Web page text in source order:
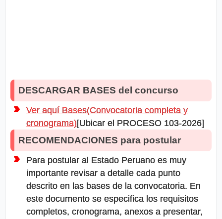
DESCARGAR BASES del concurso
Ver aquí Bases(Convocatoria completa y
cronograma) [Ubicar el PROCESO 103-2026]
RECOMENDACIONES para postular
Para postular al Estado Peruano es muy
importante revisar a detalle cada punto
descrito en las bases de la convocatoria. En
este documento se especifica los requisitos
completos, cronograma, anexos a presentar,